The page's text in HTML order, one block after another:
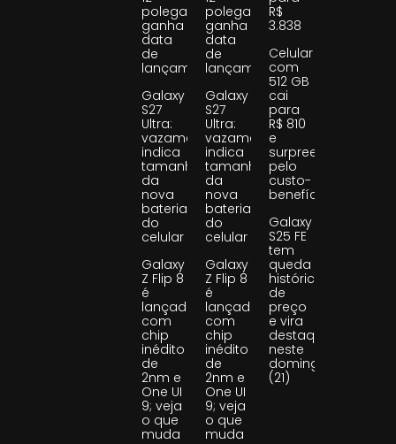
polegadas
ganha
data
de
lançamento
Galaxy
S27
Ultra:
vazamento
indica
tamanho
da
nova
bateria
do
celular
Galaxy
Z Flip 8
é
lançado
com
chip
inédito
de
2nm e
One UI
9; veja
o que
muda
polegadas
ganha
data
de
lançamento
Galaxy
S27
Ultra:
vazamento
indica
tamanho
da
nova
bateria
do
celular
Galaxy
Z Flip 8
é
lançado
com
chip
inédito
de
2nm e
One UI
9; veja
o que
muda
R$
3.838
Celular
com
512 GB
cai
para
R$ 810
e
surpreende
pelo
custo-
benefício
Galaxy
S25 FE
tem
queda
histórica
de
preço
e vira
destaque
neste
domingo
(21)